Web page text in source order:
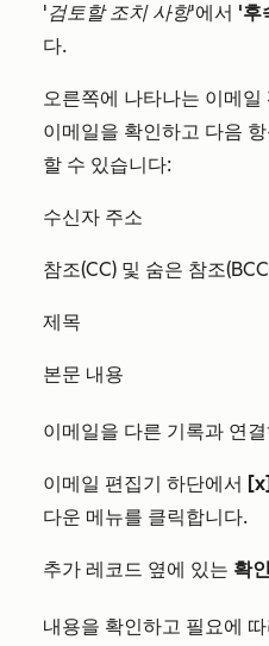
'검토할 조치 사항'에서 '후
다.
오른쪽에 나타나는 이메
이메일을 확인하고 다음
할 수 있습니다:
수신자 주소
참조(CC) 및 숨은 참조
제목
본문 내용
이메일을 다른 기록과 연
이메일 편집기 하단에서
다운 메뉴를 클릭합니다.
추가 레코드 옆에 있는 확
내용을 확인하고 필요에